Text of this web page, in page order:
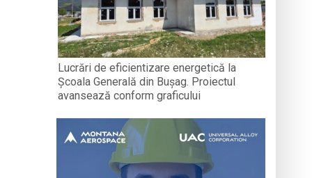
Lucrări de eficientizare energetică la
Școala Generală din Bușag. Proiectul
avansează conform graficului